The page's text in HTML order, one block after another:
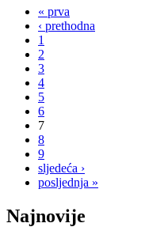
« prva
‹ prethodna
1
2
3
4
5
6
7
8
9
sljedeća ›
posljednja »
Najnovije